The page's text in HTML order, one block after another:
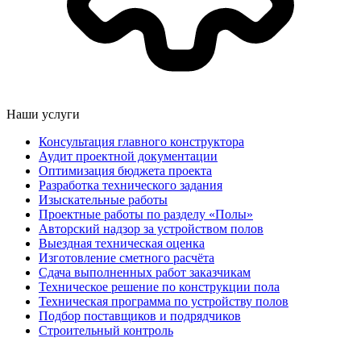
Наши услуги
Консультация главного конструктора
Аудит проектной документации
Оптимизация бюджета проекта
Разработка технического задания
Изыскательные работы
Проектные работы по разделу «Полы»
Авторский надзор за устройством полов
Выездная техническая оценка
Изготовление сметного расчёта
Сдача выполненных работ заказчикам
Техническое решение по конструкции пола
Техническая программа по устройству полов
Подбор поставщиков и подрядчиков
Строительный контроль